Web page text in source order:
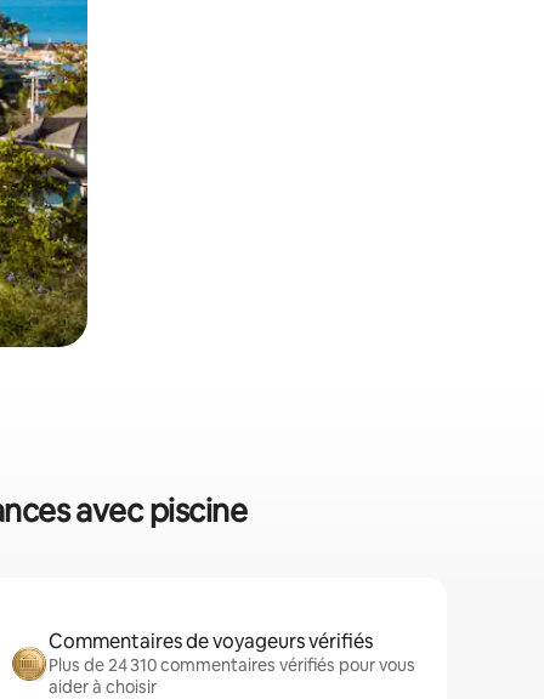
avec piscine
Commentaires de voyageurs vérifiés
Plus de 24 310 commentaires vérifiés pour vous
aider à choisir